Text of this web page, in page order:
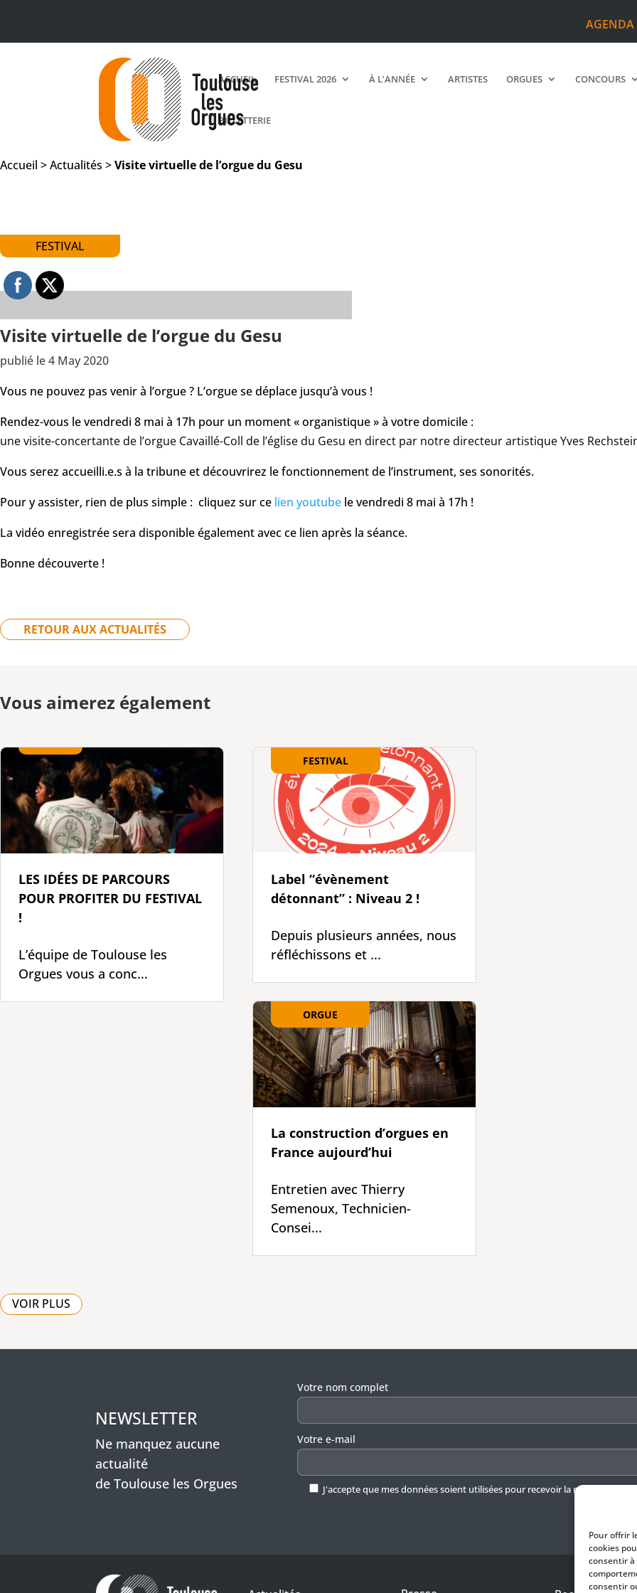
Pour offrir
cookies
consentir à
consentir
AGENDA
ACCUEIL FESTIVAL 2026 À L’ANNÉE ARTISTES ORGUES CONCOURS
BILLETTERIE
Accueil >Actualités >Visite virtuelle de l’orgue du Gesu
FESTIVAL
Visite virtuelle de l’orgue du Gesu
publié le 4 May 2020
Vous ne pouvez pas venir à l’orgue ? L’orgue se déplace jusqu’à vous !
Rendez-vous le vendredi 8 mai à 17h pour un moment « organistique » à votre domicile :
une visite-concertante de l’orgue Cavaillé-Coll de l’église du Gesu en direct par notre directeur artistique Yves
Vous serez accueilli.e.s à la tribune et découvrirez le fonctionnement de l’instrument, ses sonorités.
Pour y assister, rien de plus simple : cliquez sur ce lien youtube le vendredi 8 mai à 17h !
La vidéo enregistrée sera disponible également avec ce lien après la séance.
Bonne découverte !
RETOUR AUX ACTUALITÉS
Vous aimerez également
LES IDÉES DE PARCOURS
POUR PROFITER DU FESTIVAL
!
L’équipe de Toulouse les
Orgues vous a conc...
FESTIVAL
Label “évènement
détonnant” : Niveau 2 !
Depuis plusieurs années, nous
réfléchissons et ...
ORGUE
La construction d’orgues en
France aujourd’hui
Entretien avec Thierry
Semenoux, Technicien-
Consei...
VOIR PLUS
NEWSLETTER
Ne manquez aucune
actualité
de Toulouse les Orgues
Veuillez laisser ce champ vide.
Votre nom complet
Votre e-mail
J'accepte que mes données soient utilisées pour recevoir la newsletter.